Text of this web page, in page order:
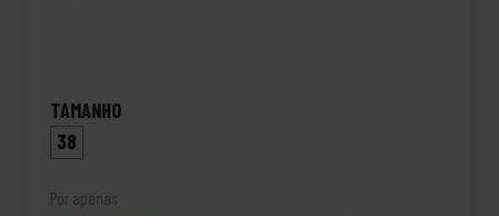
TAMANHO
38
Por apenas